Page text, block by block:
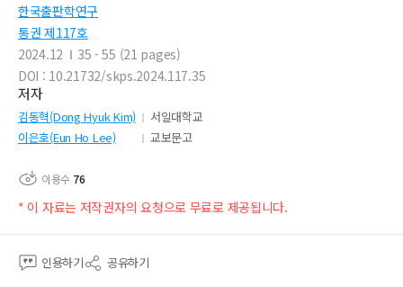
한국출판학연구
통권 제117호
2024.12
35 - 55 (21 pages)
DOI : 10.21732/skps.2024.117.35
저자
김동혁(Dong Hyuk Kim)
서일대학교
이은호(Eun Ho Lee)
교보문고
이용수 76
* 이 자료는 저작권자의 요청으로 무료로 제공됩니다.
인용하기 공유하기